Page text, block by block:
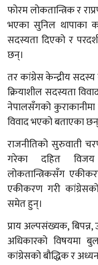
फोरम लोकतान्त्रिक र
भएका सुनिल थापाका
सदस्यता दिएको र
छन्।
तर कांग्रेस केन्द्रीय
क्रियाशील सदस्यता
नेपालसँगको कुराकानीमा
विवाद भएको बताएका
राजनीतिको सुरुवाती
गरेका दहित
लोकतान्त्रिकसँग
एकीकरण गरी कांग्रेसको
समेत हुन्।
प्राय अल्पसंख्यक,
अधिकारको विषयमा
कांग्रेसको बौद्धिक र